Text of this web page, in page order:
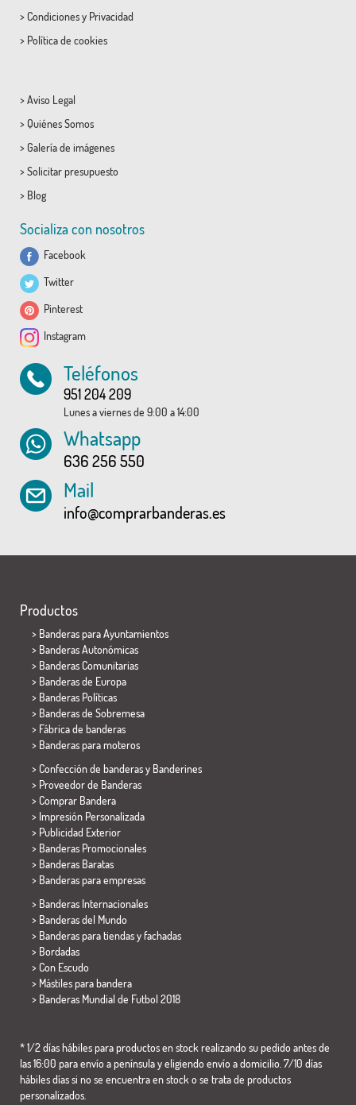
> Condicionesy Privacidad
> Política de cookies
> Aviso Legal
> Quiénes Somos
> Galería de imágenes
> Solicitar presupuesto
> Blog
Socializa con nosotros
Facebook
Twitter
Pinterest
Instagram
Teléfonos
951 204 209
Lunes a viernes de 9:00 a 14:00
Whatsapp
636 256 550
Mail
info@comprarbanderas.es
Productos
> Banderas para Ayuntamientos
> Banderas Autonómicas
> Banderas Comunitarias
> Banderas de Europa
> Banderas Políticas
> Banderas de Sobremesa
> Fábrica de banderas
> Banderas para moteros
> Confección de banderas y Banderines
> Proveedor de Banderas
> Comprar Bandera
> Impresión Personalizada
> Publicidad Exterior
> Banderas Promocionales
> Banderas Baratas
> Banderas para empresas
> Banderas Internacionales
> Banderas del Mundo
> Banderas para tiendas y fachadas
> Bordadas
> Con Escudo
> Mástiles para bandera
> Banderas Mundial de Futbol 2018
* 1/2 días hábiles para productos en stock realizando su pedido antes de
las 16:00 para envío a península y eligiendo envío a domicilio. 7/10 días
hábiles días si no se encuentra en stock o se trata de productos
personalizados.